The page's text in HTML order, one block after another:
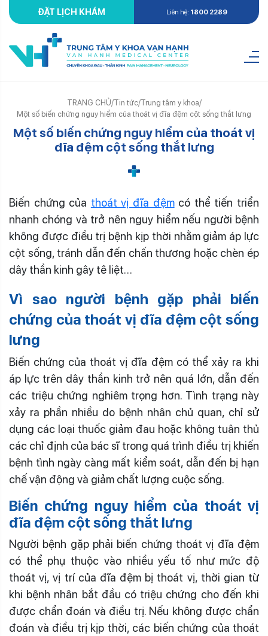
ĐẶT LỊCH KHÁM Liên hệ: 1800 2289
TRANG CHỦ/Tin tức/Trung tâm y khoa/
Một số biến chứng nguy hiểm của thoát vị đĩa đệm cột sống thắt lưng
Một số biến chứng nguy hiểm của thoát vị
đĩa đệm cột sống thắt lưng
Biến chứng của thoát vị đĩa đệmcó thể tiến triển
nhanh chóng và trở nên nguy hiểm nếu người bệnh
không được điều trị bệnh kịp thời nhằm giảm áp lực
cột sống, tránh dẫn đến chấn thương hoặc chèn ép
dây thần kinh gây tê liệt…
Vì sao người bệnh gặp phải biến
chứng của thoát vị đĩa đệm cột sống
lưng
Biến chứng của thoát vị đĩa đệm có thể xảy ra khi
áp lực trên dây thần kinh trở nên quá lớn, dẫn đến
các triệu chứng nghiêm trọng hơn. Tình trạng này
xảy ra phần nhiều do bệnh nhân chủ quan, chỉ sử
dụng các loại thuốc giảm đau hoặc không tuân thủ
các chỉ định của bác sĩ trong quá trình điều trị khiến
bệnh tình ngày càng mất kiểm soát, dẫn đến bị hạn
chế vận động và giảm chất lượng cuộc sống.
Biến chứng nguy hiểm của thoát vị
đĩa đệm cột sống thắt lưng
Người bệnh gặp phải biến chứng thoát vị đĩa đệm
có thể phụ thuộc vào nhiều yếu tố như mức độ
thoát vị, vị trí của đĩa đệm bị thoát vị, thời gian từ
khi bệnh nhân bắt đầu có triệu chứng cho đến khi
được chẩn đoán và điều trị. Nếu không được chẩn
đoán và điều trị kịp thời, các biến chứng của thoát